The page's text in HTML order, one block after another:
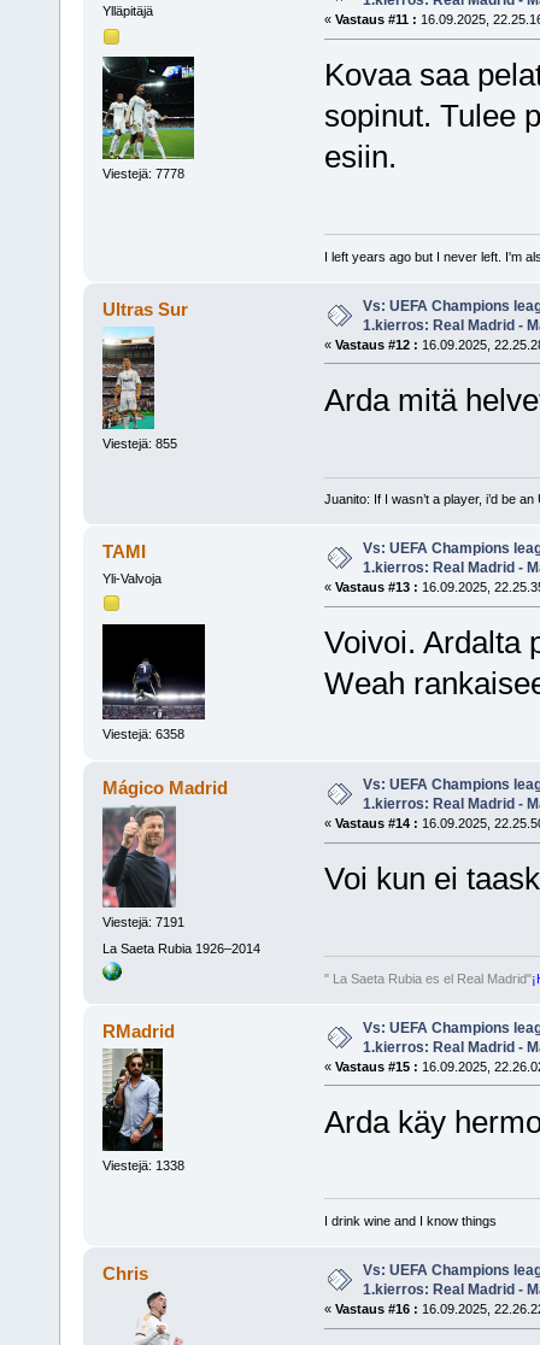
Ylläpitäjä
Viestejä: 7778
« Vastaus #11 : 16.09.2025,
Kovaa saa
sopinut. Tulee
esiin.
I left years ago but I never left. I'm
Ultras Sur
Viestejä: 855
Vs: UEFA Champions
1.kierros: Real Madrid -
« Vastaus #12 : 16.09.2025,
Arda mitä
Juanito: If I wasn’t a player, i’d be an
TAMI
Yli-Valvoja
Viestejä: 6358
Vs: UEFA Champions
1.kierros: Real Madrid -
« Vastaus #13 : 16.09.2025,
Voivoi. Ardalta
Weah
Mágico Madrid
Viestejä: 7191
La Saeta Rubia 1926–2014
Vs: UEFA Champions
1.kierros: Real Madrid -
« Vastaus #14 : 16.09.2025,
Voi kun ei
" La Saeta Rubia es el Real Madrid"
RMadrid
Viestejä: 1338
Vs: UEFA Champions
1.kierros: Real Madrid -
« Vastaus #15 : 16.09.2025,
Arda käy
I drink wine and I know things
Chris
Vs: UEFA Champions
1.kierros: Real Madrid -
« Vastaus #16 : 16.09.2025,